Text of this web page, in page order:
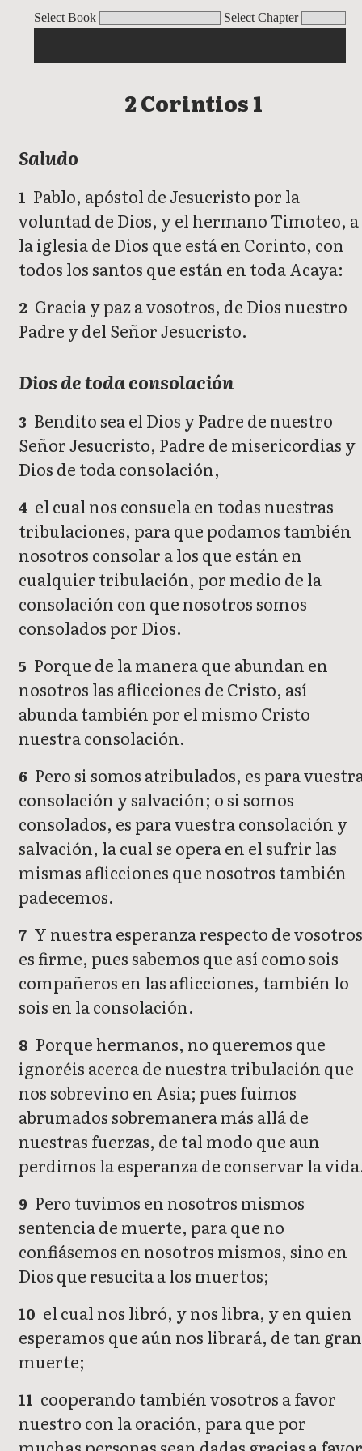
Select Book Select Chapter
2 Corintios
2 Corintios 1
Saludo
1 Pablo, apóstol de Jesucristo por la
voluntad de Dios, y el hermano Timoteo, a
la iglesia de Dios que está en Corinto, con
todos los santos que están en toda Acaya:
2 Gracia y paz a vosotros, de Dios nuestro
Padre y del Señor Jesucristo.
Dios de toda consolación
3 Bendito sea el Dios y Padre de nuestro
Señor Jesucristo, Padre de misericordias y
Dios de toda consolación,
4 el cual nos consuela en todas nuestras
tribulaciones, para que podamos también
nosotros consolar a los que están en
cualquier tribulación, por medio de la
consolación con que nosotros somos
consolados por Dios.
5 Porque de la manera que abundan en
nosotros las aflicciones de Cristo, así
abunda también por el mismo Cristo
nuestra consolación.
6 Pero si somos atribulados, es para
consolación y salvación; o si somos
consolados, es para vuestra consolación y
salvación, la cual se opera en el sufrir las
mismas aflicciones que nosotros también
padecemos.
7 Y nuestra esperanza respecto de
es firme, pues sabemos que así como sois
compañeros en las aflicciones, también lo
sois en la consolación.
8 Porque hermanos, no queremos que
ignoréis acerca de nuestra tribulación que
nos sobrevino en Asia; pues fuimos
abrumados sobremanera más allá de
nuestras fuerzas, de tal modo que aun
perdimos la esperanza de conservar la
9 Pero tuvimos en nosotros mismos
sentencia de muerte, para que no
confiásemos en nosotros mismos, sino en
Dios que resucita a los muertos;
10 el cual nos libró, y nos libra, y en quien
esperamos que aún nos librará, de tan gran
muerte;
11 cooperando también vosotros a favor
nuestro con la oración, para que por